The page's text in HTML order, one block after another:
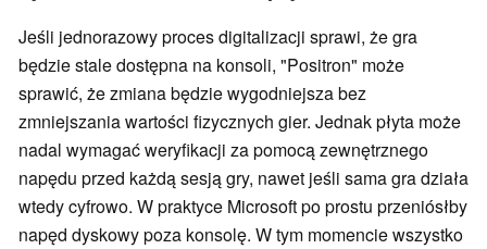
Jeśli jednorazowy proces digitalizacji sprawi, że gra
będzie stale dostępna na konsoli, "Positron" może
sprawić, że zmiana będzie wygodniejsza bez
zmniejszania wartości fizycznych gier. Jednak płyta może
nadal wymagać weryfikacji za pomocą zewnętrznego
napędu przed każdą sesją gry, nawet jeśli sama gra działa
wtedy cyfrowo. W praktyce Microsoft po prostu przeniósłby
napęd dyskowy poza konsolę. W tym momencie wszystko